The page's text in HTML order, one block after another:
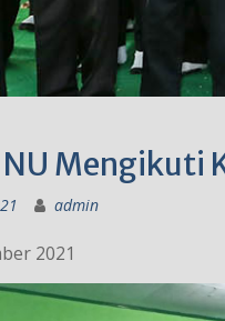
Mengikuti
admin
2021